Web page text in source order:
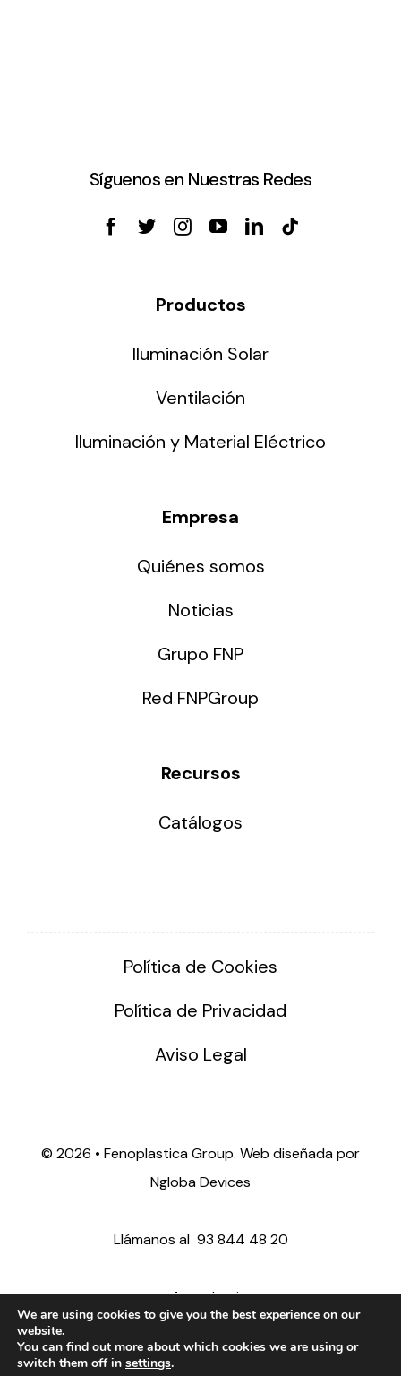
Síguenos en Nuestras Redes
Productos
Iluminación Solar
Ventilación
Iluminación y Material Eléctrico
Empresa
Quiénes somos
Noticias
Grupo FNP
Red FNPGroup
Recursos
Catálogos
Política de Cookies
Política de Privacidad
Aviso Legal
© 2026 • Fenoplastica Group. Web diseñada por
Ngloba Devices
Llámanos al 93 844 48 20
ventas@fenoplastica.com
export@fenoplastica.com
We are using cookies to give you the best experience on our
website.
You can find out more about which cookies we are using or
switch them off in settings.